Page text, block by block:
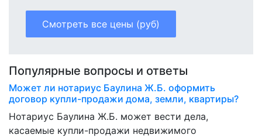
Смотреть все цены (руб)
Популярные вопросы и ответы
Может ли нотариус Баулина Ж.Б. оформить
договор купли-продажи дома, земли, квартиры?
Нотариус Баулина Ж.Б. может вести дела,
касаемые купли-продажи недвижимого